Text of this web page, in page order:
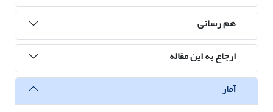
هم رسانی
ارجاع به این مقاله
آمار